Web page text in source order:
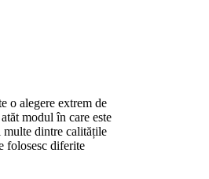
o alegere extrem de
modul în care este
multe dintre calitățile
folosesc diferite